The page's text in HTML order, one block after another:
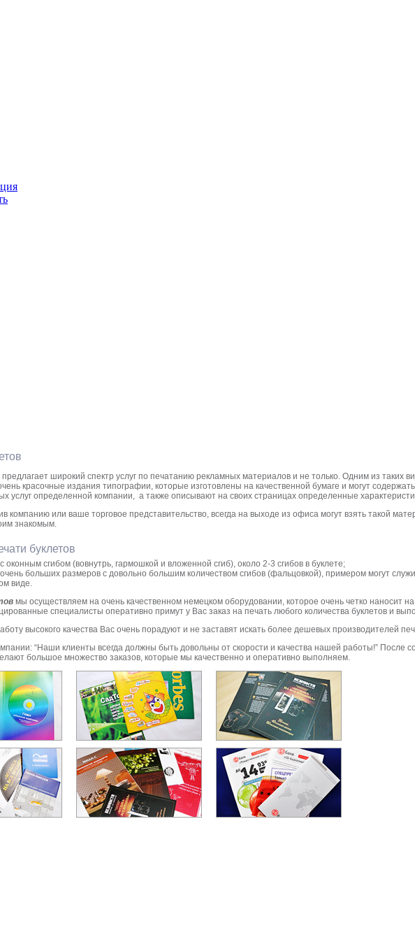
широкий спектр услуг по печатанию рекламных материалов и не только. Одним из таких
красочные издания типографии, которые изготовлены на качественной бумаге и могут
услуг определенной компании, а также описывают на своих страницах определенные
компанию или ваше торговое представительство, всегда на выходе из офиса могут взять такой
знакомым.
буклетов
оконным сгибом (вовнутрь, гармошкой и вложенной сгиб), около 2-3 сгибов в буклете;
больших размеров с довольно большим количеством сгибов (фальцовкой), примером могут
виде.
мы осуществляем на очень качественном немецком оборудовании, которое очень четко наносит
специалисты оперативно примут у Вас заказ на печать любого количества буклетов и
высокого качества Вас очень порадуют и не заставят искать более дешевых производителей
“Наши клиенты всегда должны быть довольны от скорости и качества нашей работы!” После
большое множество заказов, которые мы качественно и оперативно выполняем.